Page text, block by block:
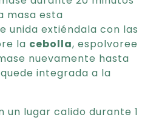
masa esta
unida extiéndala con las
la cebolla, espolvoree
nuevamente hasta
quede integrada a la
un lugar calido durante 1